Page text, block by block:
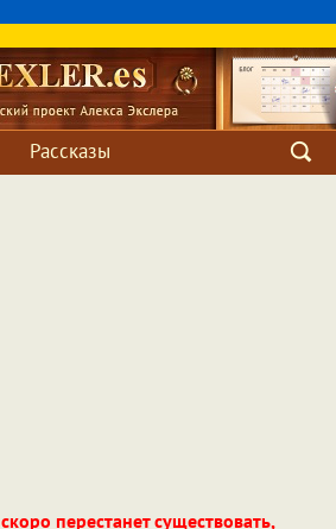
Рассказы
скоро перестанет существовать,